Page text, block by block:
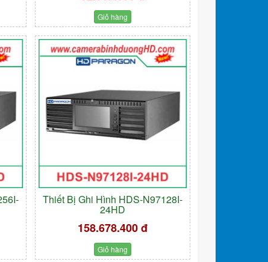
Giỏ hàng
Thiết Bị Ghi Hình HDS-N97128I-
24HD
158.678.400 đ
Giỏ hàng